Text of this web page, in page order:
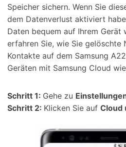
Speicher sichern. Wenn Sie
dem Datenverlust aktiviert
Daten bequem auf Ihrem Gerät
erfahren Sie, wie Sie gelöschte
Kontakte auf dem Samsung
Geräten mit Samsung Cloud
Schritt 1: Gehe zu
Schritt 2: Klicken Sie auf Cloud